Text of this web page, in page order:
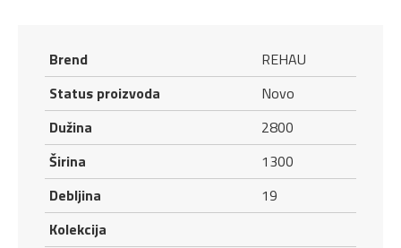
Brend
REHAU
Status proizvoda
Novo
Dužina
2800
Širina
1300
Debljina
19
Kolekcija